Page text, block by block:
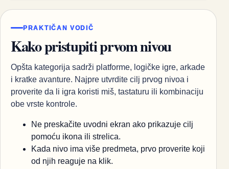
PRAKTIČAN VODIČ
Kako pristupiti prvom nivou
Opšta kategorija sadrži platforme, logičke igre, arkade
i kratke avanture. Najpre utvrdite cilj prvog nivoa i
proverite da li igra koristi miš, tastaturu ili kombinaciju
obe vrste kontrole.
Ne preskačite uvodni ekran ako prikazuje cilj
pomoću ikona ili strelica.
Kada nivo ima više predmeta, prvo proverite koji
od njih reaguje na klik.